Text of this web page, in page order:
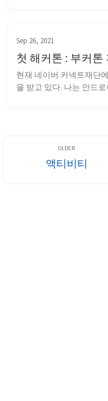
Sep 26, 2021
첫 해커톤 : 부커톤
현재 네이버 커넥트재단
을 받고 있다. 나는 안드
액티비티